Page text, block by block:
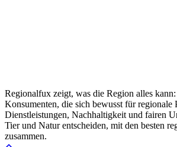
Regionalfux zeigt, was die Region alles
Konsumenten, die sich bewusst für regionale
Dienstleistungen, Nachhaltigkeit und fairen
Tier und Natur entscheiden, mit den besten
zusammen.